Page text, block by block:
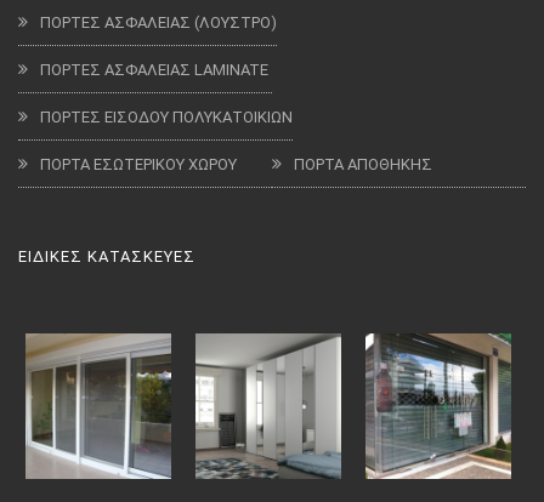
ΠΟΡΤΕΣ ΑΣΦΑΛΕΙΑΣ (ΛΟΥΣΤΡΟ)
ΠΟΡΤΕΣ ΑΣΦΑΛΕΙΑΣ LAMINATE
ΠΟΡΤΕΣ ΕΙΣΟΔΟΥ ΠΟΛΥΚΑΤΟΙΚΙΩΝ
ΠΟΡΤΑ ΕΣΩΤΕΡΙΚΟΥ ΧΩΡΟΥ ΠΟΡΤΑ ΑΠΟΘΗΚΗΣ
ΕΙΔΙΚΕΣ ΚΑΤΑΣΚΕΥΕΣ